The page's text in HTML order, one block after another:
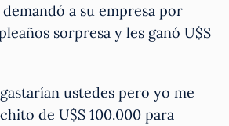
a su empresa por
sorpresa y les ganó U$S
ustedes pero yo me
de U$S 100.000 para